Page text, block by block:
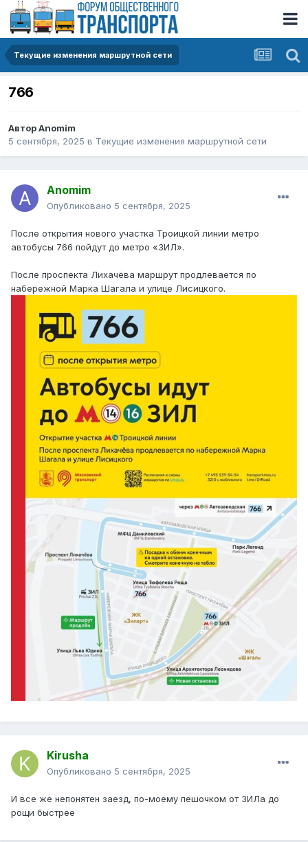
Текущие изменения маршрутной сети
766
АвторAnomim
5 сентября, 2025 в Текущие изменения маршрутной сети
Anomim
Опубликовано 5 сентября, 2025
После открытия нового участка Троицкой линии метро
автобусы 766 пойдут до метро «ЗИЛ».
После проспекта Лихачёва маршрут продлевается по
набережной Марка Шагала и улице Лисицкого.
Kirusha
Опубликовано 5 сентября, 2025
И все же непонятен заезд, по-моему пешочком от ЗИЛа до
рощи быстрее